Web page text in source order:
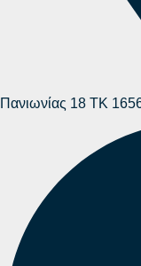
Πανιωνίας 18 ΤΚ